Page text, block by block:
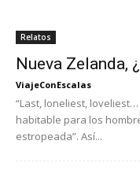
Relatos
Nueva Zelanda,
ViajeConEscalas
“Last, loneliest,
habitable para los
estropeada”. Así...